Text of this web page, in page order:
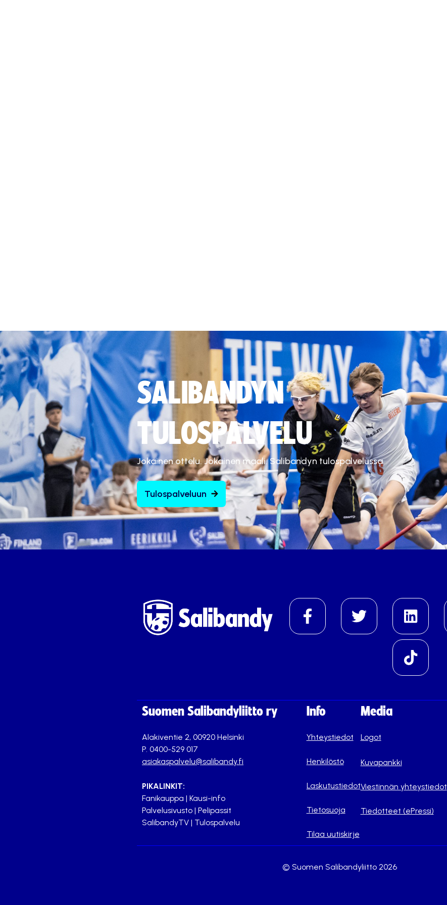
SALIBANDYN
TULOSPALVELU
Jokainen ottelu. Jokainen maali. Salibandyn tulospalvelussa.
Tulospalveluun
Suomen Salibandyliitto ry
Alakiventie 2, 00920 Helsinki
P. 0400-529 017
asiakaspalvelu@salibandy.fi
PIKALINKIT:
Fanikauppa | Kausi-info
Palvelusivusto | Pelipassit
SalibandyTV | Tulospalvelu
Info
Yhteystiedot
Henkilöstö
Laskutustiedot
Tietosuoja
Tilaa uutiskirje
Media
Logot
Kuvapankki
Viestinnän yhteystiedot
Tiedotteet (ePressi)
© Suomen Salibandyliitto 2026